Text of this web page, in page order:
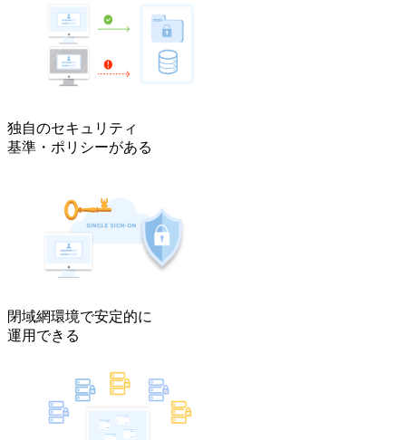
独自のセキュリティ
基準・ポリシーがある
閉域網環境で安定的に
運用できる